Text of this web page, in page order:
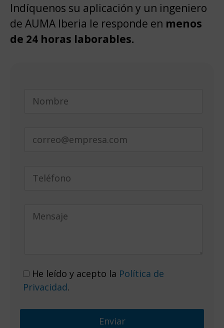
Indíquenos su aplicación y un ingeniero
de AUMA Iberia le responde en menos
de 24 horas laborables.
He leído y acepto la Política de
Privacidad.